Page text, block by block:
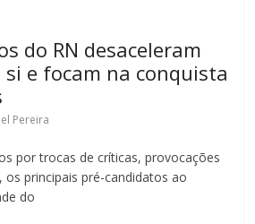
do RN desaceleram
e focam na conquista
Pereira
por trocas de críticas, provocações
os principais pré-candidatos ao
do